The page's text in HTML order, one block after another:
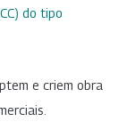
do tipo
e criem obra